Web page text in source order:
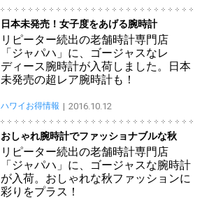
日本未発売！女子度をあげる腕時計
リピーター続出の老舗時計専門店
「ジャパハ」に、ゴージャスなレ
ディース腕時計が入荷しました。日本
未発売の超レア腕時計も！
ハワイお得情報 2016.10.12
おしゃれ腕時計でファッショナブルな秋
リピーター続出の老舗時計専門店
「ジャパハ」に、ゴージャスな腕時計
が入荷。おしゃれな秋ファッションに
彩りをプラス！